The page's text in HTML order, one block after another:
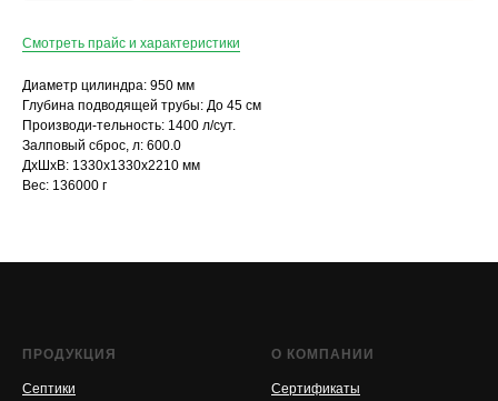
Смотреть прайс и характеристики
Диаметр цилиндра: 950 мм
Глубина подводящей трубы: До 45 см
Производи-тельность: 1400 л/сут.
Залповый сброс, л: 600.0
ДxШxВ: 1330x1330x2210 мм
Вес: 136000 г
ПРОДУКЦИЯ
Септики
О КОМПАНИИ
Сертификаты